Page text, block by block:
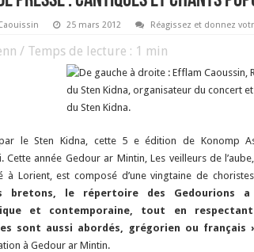
25 mars 2012 Réagissez et donnez
/ Temps de lecture : 1 min
le Sten Kidna, cette 5 e édition de Konomp
Cette année Gedour ar Mintin, Les veilleurs de
à Lorient, est composé d’une vingtaine de
bretons, le répertoire des Gedourions
et contemporaine, tout en
sont aussi abordés, grégorien ou français
à Gedour ar Mintin.